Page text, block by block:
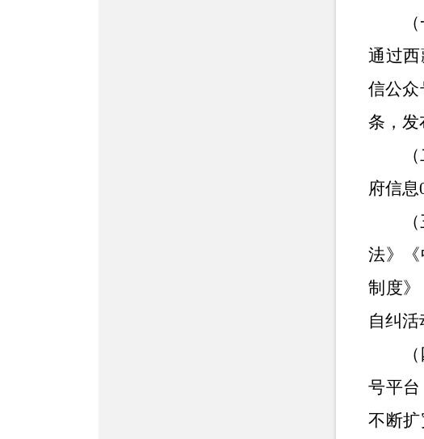
通过
信公众
条，发
府信息
法》
制度
自纠活
号平
不断